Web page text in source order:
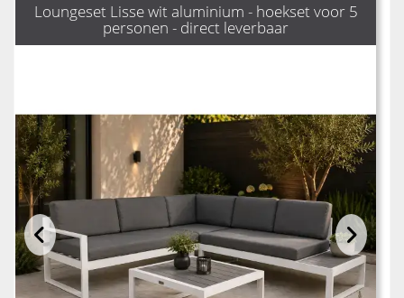
Loungeset Lisse wit aluminium - hoekset voor 5
personen - direct leverbaar